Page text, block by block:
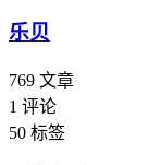
乐贝
769 文章
1 评论
50 标签